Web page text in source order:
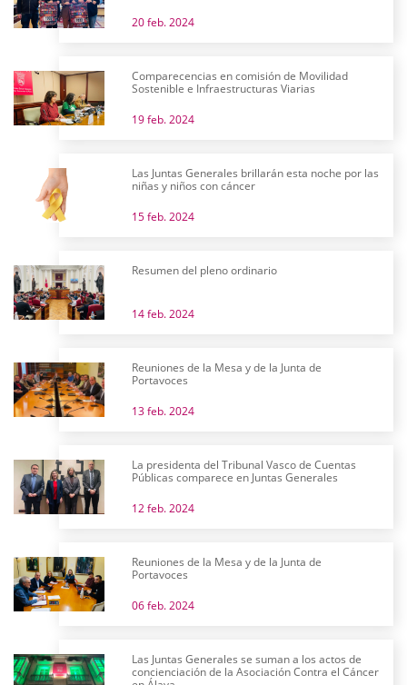
20 feb. 2024
Comparecencias en comisión de Movilidad
Sostenible e Infraestructuras Viarias
19 feb. 2024
Las Juntas Generales brillarán esta noche por las
niñas y niños con cáncer
15 feb. 2024
Resumen del pleno ordinario
14 feb. 2024
Reuniones de la Mesa y de la Junta de
Portavoces
13 feb. 2024
La presidenta del Tribunal Vasco de Cuentas
Públicas comparece en Juntas Generales
12 feb. 2024
Reuniones de la Mesa y de la Junta de
Portavoces
06 feb. 2024
Las Juntas Generales se suman a los actos de
concienciación de la Asociación Contra el Cáncer